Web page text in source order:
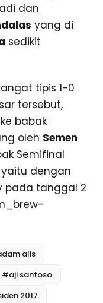
dan
yang di
sedikit
tipis 1-0
tersebut,
babak
oleh Semen
Semifinal
dengan
pada tanggal 2
alis
#aji santoso
2017